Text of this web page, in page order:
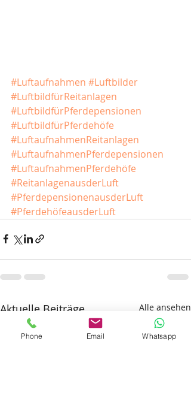
#Luftaufnahmen #Luftbilder
#LuftbildfürReitanlagen
#LuftbildfürPferdepensionen
#LuftbildfürPferdehöfe
#LuftaufnahmenReitanlagen
#LuftaufnahmenPferdepensionen
#LuftaufnahmenPferdehöfe
#ReitanlagenausderLuft
#PferdepensionenausderLuft
#PferdehöfeausderLuft
Aktuelle Beiträge Alle ansehen
Phone Email Whatsapp